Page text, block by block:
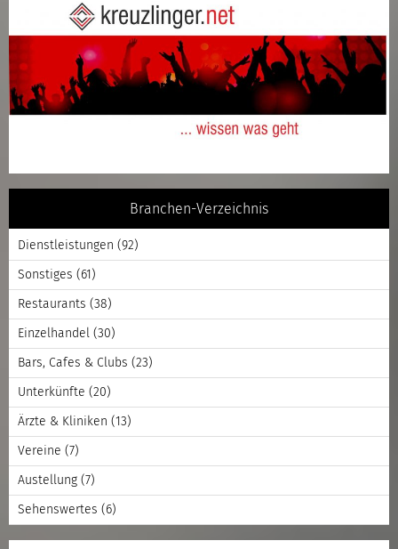
Branchen-Verzeichnis
Dienstleistungen (92)
Sonstiges (61)
Restaurants (38)
Einzelhandel (30)
Bars, Cafes & Clubs (23)
Unterkünfte (20)
Ärzte & Kliniken (13)
Vereine (7)
Austellung (7)
Sehenswertes (6)